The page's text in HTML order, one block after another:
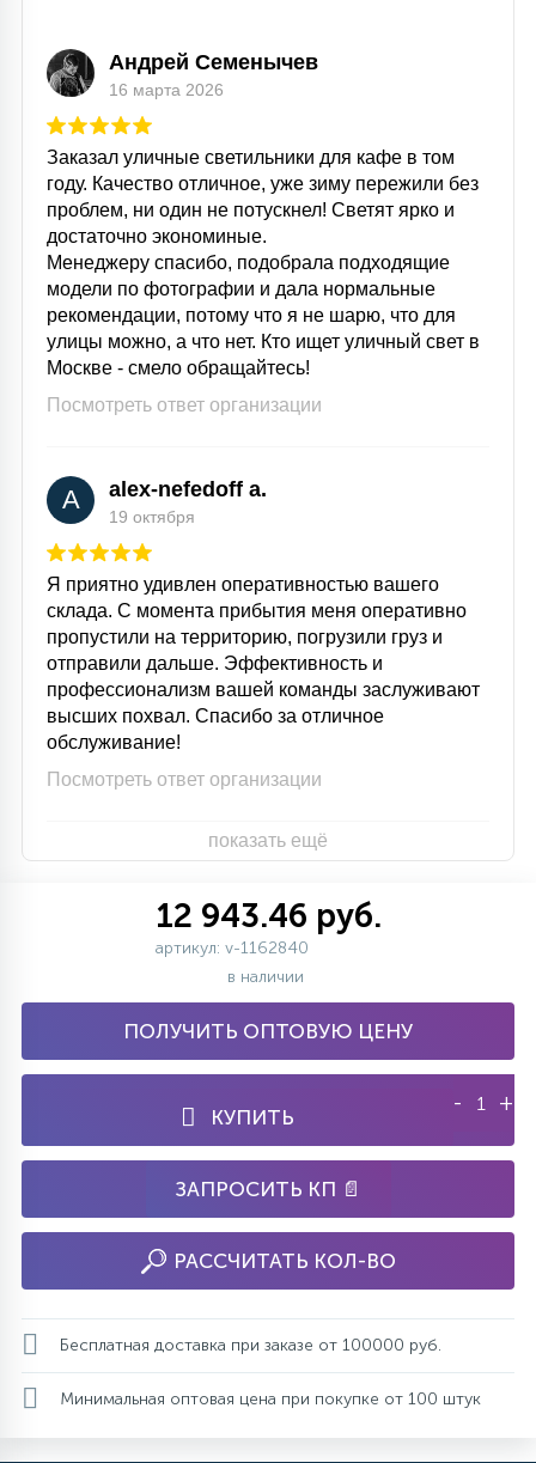
Андрей Семенычев
16 марта 2026
Заказал уличные светильники для кафе в том
году. Качество отличное, уже зиму пережили без
проблем, ни один не потускнел! Светят ярко и
достаточно экономиные.
Менеджеру спасибо, подобрала подходящие
модели по фотографии и дала нормальные
рекомендации, потому что я не шарю, что для
улицы можно, а что нет. Кто ищет уличный свет в
Москве - смело обращайтесь!
Посмотреть ответ организации
A alex-nefedoff a.
19 октября
Я приятно удивлен оперативностью вашего
склада. С момента прибытия меня оперативно
пропустили на территорию, погрузили груз и
отправили дальше. Эффективность и
профессионализм вашей команды заслуживают
высших похвал. Спасибо за отличное
обслуживание!
Посмотреть ответ организации
показать ещё
12 943.46 руб.
артикул: v-1162840
в наличии
ПОЛУЧИТЬ ОПТОВУЮ ЦЕНУ
КУПИТЬ
- +
ЗАПРОСИТЬ КП 📄
РАССЧИТАТЬ КОЛ-ВО
Бесплатная доставка при заказе от 100000 руб.
Минимальная оптовая цена при покупке от 100 штук